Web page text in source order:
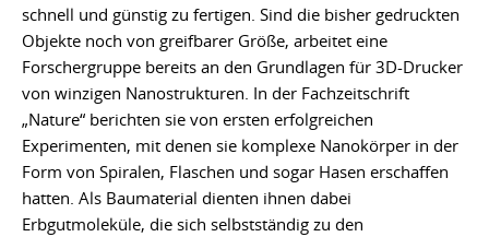
schnell und günstig zu fertigen. Sind die bisher gedruckten
Objekte noch von greifbarer Größe, arbeitet eine
Forschergruppe bereits an den Grundlagen für 3D-Drucker
von winzigen Nanostrukturen. In der Fachzeitschrift
„Nature“ berichten sie von ersten erfolgreichen
Experimenten, mit denen sie komplexe Nanokörper in der
Form von Spiralen, Flaschen und sogar Hasen erschaffen
hatten. Als Baumaterial dienten ihnen dabei
Erbgutmoleküle, die sich selbstständig zu den